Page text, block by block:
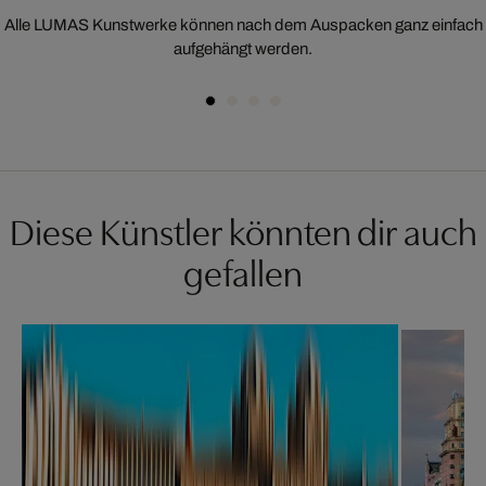
Alle LUMAS Kunstwerke können nach dem Auspacken ganz einfach
aufgehängt werden.
Diese Künstler könnten dir auch
gefallen